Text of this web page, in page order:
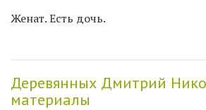
Женат. Есть дочь.
Деревянных Дмитрий
материалы